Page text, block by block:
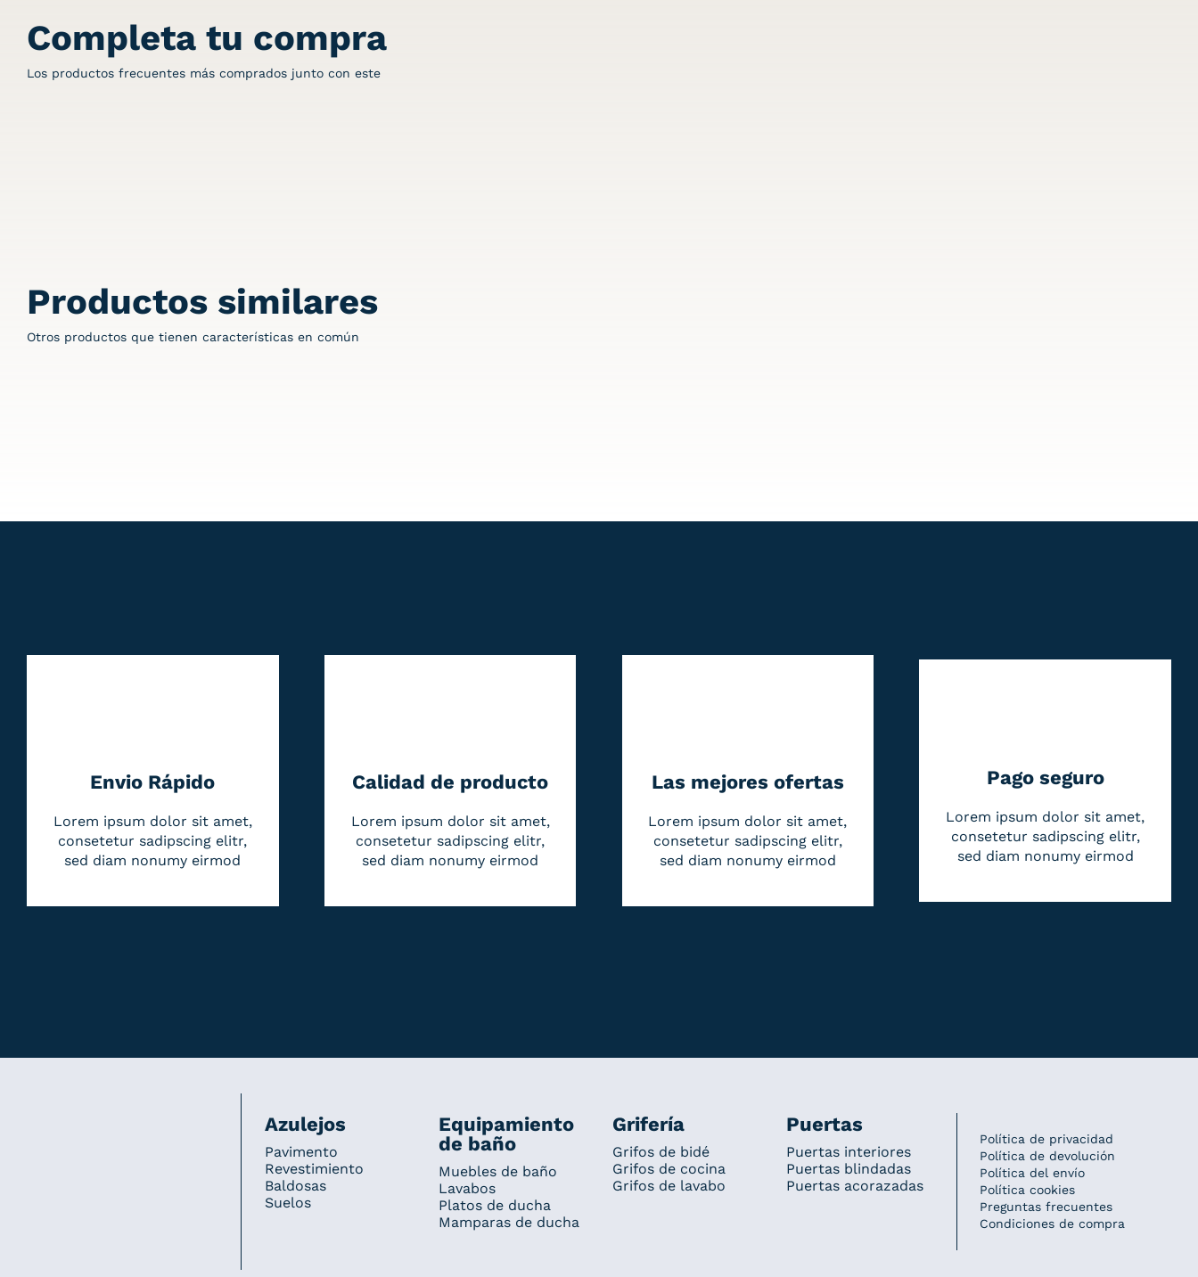
Completa tu compra
Los productos frecuentes más comprados junto con este
Productos similares
Otros productos que tienen características en común
Envio Rápido
Lorem ipsum dolor sit amet,
consetetur sadipscing elitr,
sed diam nonumy eirmod
Calidad de producto
Lorem ipsum dolor sit amet,
consetetur sadipscing elitr,
sed diam nonumy eirmod
Las mejores ofertas
Lorem ipsum dolor sit amet,
consetetur sadipscing elitr,
sed diam nonumy eirmod
Pago seguro
Lorem ipsum dolor sit amet,
consetetur sadipscing elitr,
sed diam nonumy eirmod
Azulejos
Pavimento
Revestimiento
Baldosas
Suelos
Equipamiento
de baño
Muebles de baño
Lavabos
Platos de ducha
Mamparas de ducha
Grifería
Grifos de bidé
Grifos de cocina
Grifos de lavabo
Puertas
Puertas interiores
Puertas blindadas
Puertas acorazadas
Política de privacidad
Política de devolución
Política del envío
Política cookies
Preguntas frecuentes
Condiciones de compra